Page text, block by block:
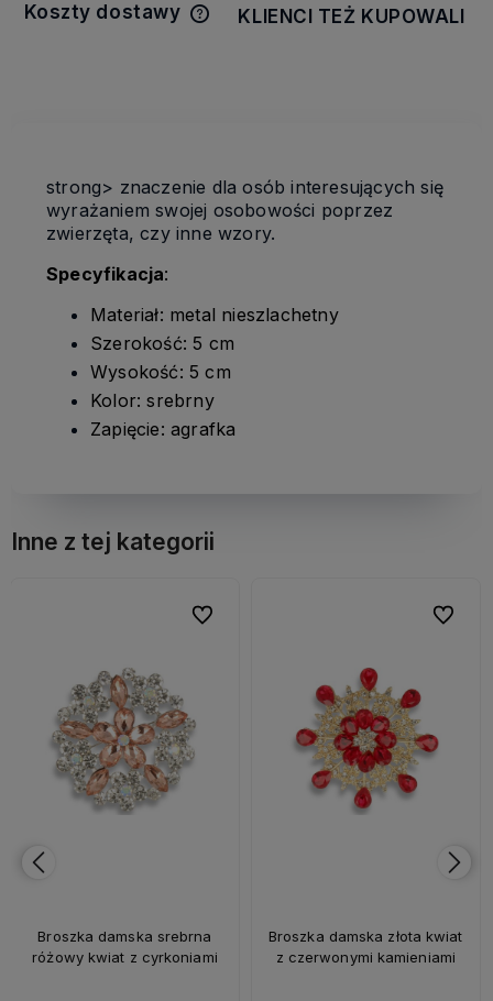
Koszty dostawy
Cena nie zawiera ewentualnych
KLIENCI TEŻ KUPOWALI
strong> znaczenie dla osób interesujących się
wyrażaniem swojej osobowości poprzez
zwierzęta, czy inne wzory.
Specyfikacja:
Materiał: metal nieszlachetny
Szerokość: 5 cm
Wysokość: 5 cm
Kolor: srebrny
Zapięcie: agrafka
Inne z tej kategorii
Broszka damska srebrna
różowy kwiat z cyrkoniami
Do ulubionych
Do ulubionych
Broszka damska złota kwiat
z czerwonymi kamieniami
Do
Do